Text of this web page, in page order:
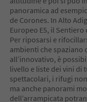
14
15
16
17
18
19
20
21
22
23
panoramica ad
de Corones. In Alto
Europeo E5, il Sentiero
Per riposarsi e
ambienti che spaziano
all’innovativo, è
livello e liste dei vini di
spettacolari, i rifugi
ma anche panorami
dell’arrampicata